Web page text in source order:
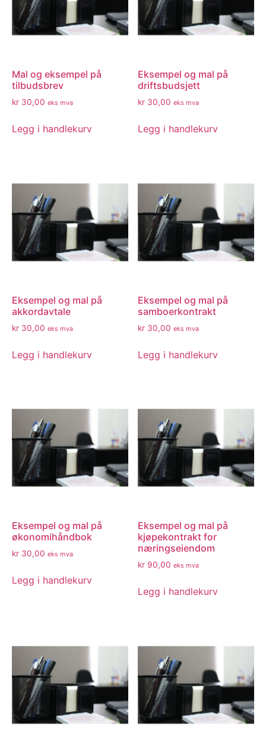
Mal og eksempel på
tilbudsbrev
kr 30,00 eks mva
Legg i handlekurv
Eksempel og mal på
driftsbudsjett
kr 30,00 eks mva
Legg i handlekurv
Eksempel og mal på
akkordavtale
kr 30,00 eks mva
Legg i handlekurv
Eksempel og mal på
samboerkontrakt
kr 30,00 eks mva
Legg i handlekurv
Eksempel og mal på
økonomihåndbok
kr 30,00 eks mva
Legg i handlekurv
Eksempel og mal på
kjøpekontrakt for
næringseiendom
kr 90,00 eks mva
Legg i handlekurv